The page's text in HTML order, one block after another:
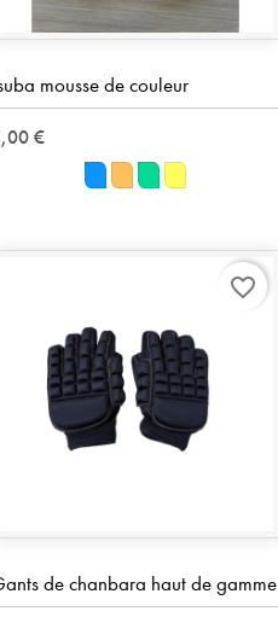
mousse de couleur
€
Bleu
Orange
Vert Jaune
de chanbara haut de gamme
favorite_border